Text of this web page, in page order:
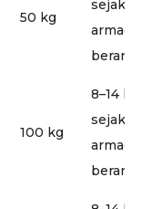
50 kg
sejak
armada
100 kg
8–14 hari
sejak
armada